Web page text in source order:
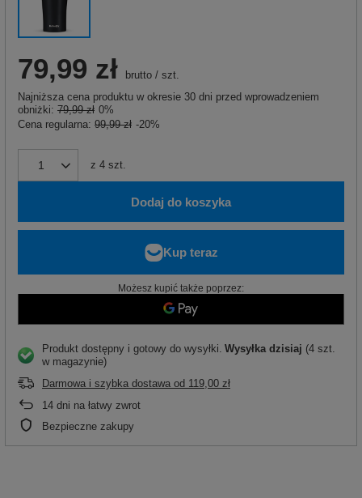
79,99 zł brutto / szt.
Najniższa cena produktu w okresie 30 dni przed wprowadzeniem
obniżki: 79,99 zł 0%
Cena regularna: 99,99 zł -20%
z 4 szt.
Dodaj do koszyka
Możesz kupić także poprzez:
Produkt dostępny i gotowy do wysyłki Wysyłka dzisiaj (4 szt.
w magazynie)
Darmowa i szybka dostawa od 119,00 zł
14 dni na łatwy zwrot
Bezpieczne zakupy